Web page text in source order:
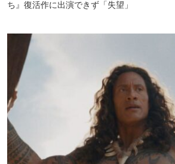
ち』復活作に出演できず「失望」